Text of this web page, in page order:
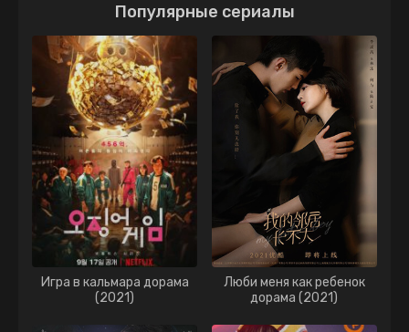
Популярные сериалы
Игра в кальмара дорама
(2021)
Люби меня как ребенок
дорама (2021)